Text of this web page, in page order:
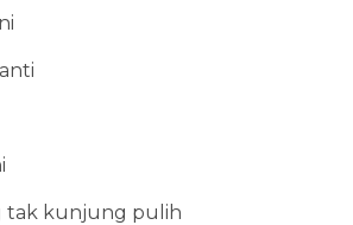
tak kunjung pulih